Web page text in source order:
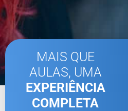
MAIS QUE
AULAS, UMA
EXPERIÊNCIA
COMPLETA